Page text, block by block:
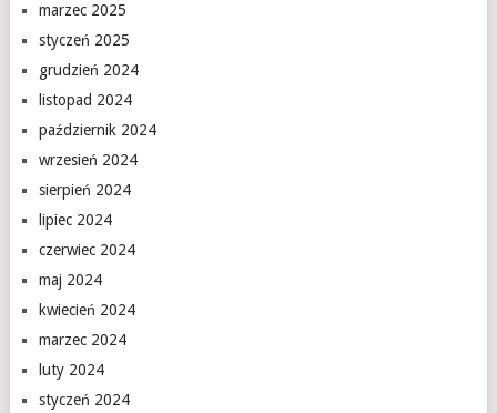
marzec 2025
styczeń 2025
grudzień 2024
listopad 2024
październik 2024
wrzesień 2024
sierpień 2024
lipiec 2024
czerwiec 2024
maj 2024
kwiecień 2024
marzec 2024
luty 2024
styczeń 2024